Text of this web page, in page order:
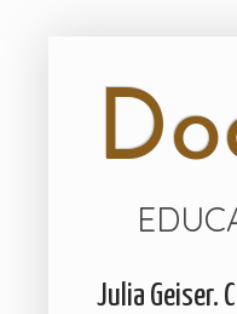
Julia Geiser.